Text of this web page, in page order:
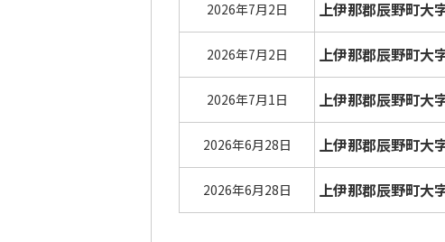
2026年7月2日 上伊那郡辰野町大
2026年7月2日 上伊那郡辰野町大
2026年7月1日 上伊那郡辰野町大
2026年6月28日 上伊那郡辰野町大
2026年6月28日 上伊那郡辰野町大